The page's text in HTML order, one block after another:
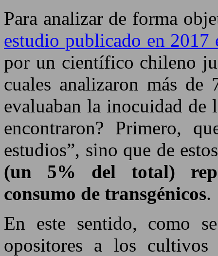
Para analizar de forma
estudio publicado en
por un científico chileno
cuales analizaron más de
evaluaban la inocuidad
encontraron? Primero,
estudios”, sino que de
(un 5% del total)
consumo de transgénicos.
En este sentido, como
opositores a los